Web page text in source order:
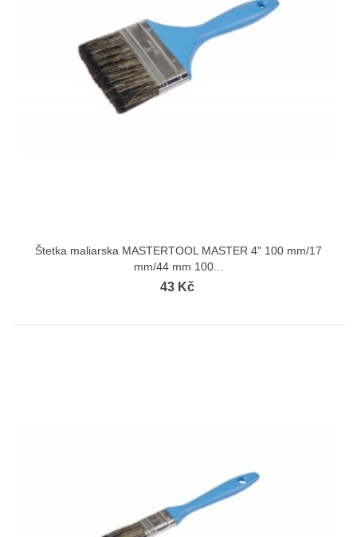
Štetka maliarska MASTERTOOL MASTER 4" 100 mm/17
mm/44 mm 100...
43 Kč